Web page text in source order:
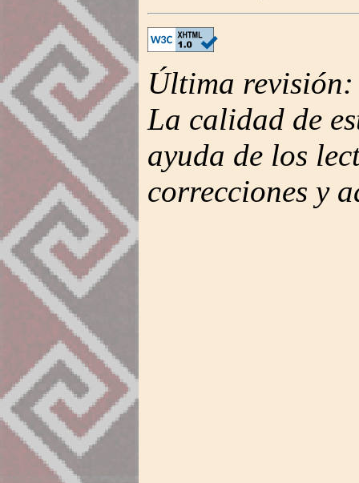
Última revisión:
La calidad de
ayuda de los
correcciones y